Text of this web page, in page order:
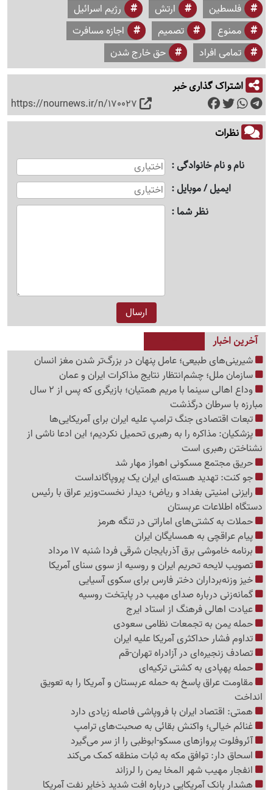
فلسطین ارتش
رژیم اسرائیل
ممنوع
تصمیم
اجازه مسافرت
تمامی افراد
حق خارج شدن
اشتراک گذاری خبر
https://nournews.ir/n/170027
نظرات
نام و نام خانوادگی
ایمیل / موبایل
نظر شما
آخرین اخبار
شیرینی‌های طبیعی؛ عامل پنهان در بزرگ‌تر شدن مغز انسان
سازمان ملل؛ چشم‌انتظار نتایج مذاکرات ایران و عمان
وداع اهالی سینما با مریم همتیان؛ بازیگری که پس از 2 سال
مبارزه با سرطان درگذشت
تبعات اقتصادی جنگ ترامپ علیه ایران برای آمریکایی‌ها
پزشکیان: مذاکره را به رهبری تحمیل نکردیم؛ این ادعا ناشی از
نشناختن رهبری است
حریق مجتمع مسکونی اهواز مهار شد
جو کنت: تهدید هسته‌ای ایران یک پروپاگانداست
رایزنی امنیتی بغداد و ریاض؛ دیدار نخست‌وزیر عراق با رئیس
دستگاه اطلاعات عربستان
حملات به کشتی‌های اماراتی در تنگه هرمز
پیام عراقچی به همسایگان ایران
برنامه خاموشی برق آذربایجان شرقی فردا شنبه 17 مرداد
تصویب لایحه تحریم ایران و روسیه از سوی سنای آمریکا
خیز وزنه‌برداران دختر فارس برای سکوی آسیایی
گمانه‌زنی درباره صدای مهیب در پایتخت روسیه
عیادت اهالی فرهنگ از استاد ایرج
حمله یمن به تجمعات نظامی سعودی
تداوم فشار حداکثری آمریکا علیه ایران
تصادف زنجیره‌ای در آزادراه تهران-قم
حمله پهپادی به کشتی ترکیه‌ای
مقاومت عراق پاسخ به حمله عربستان و آمریکا را به تعویق
انداخت
همتی: اقتصاد ایران با فروپاشی فاصله زیادی دارد
غنائم خیالی؛ واکنش بقائی به صحبت‌های ترامپ
آئروفلوت پروازهای مسکو-ابوظبی را از سر می‌گیرد
اسحاق دار: توافق مکه به ثبات منطقه کمک می‌کند
انفجار مهیب شهر المخا یمن را لرزاند
هشدار بانک آمریکایی درباره افت شدید ذخایر نفت آمریکا